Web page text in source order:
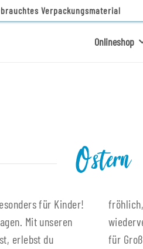
Verpackungsmaterial
Onlineshop
Ostern
für Kinder!
Mit unseren
erlebst du
langlebige und
machen -
für